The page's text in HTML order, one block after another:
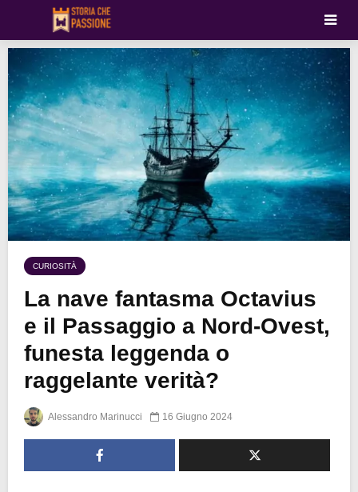
CURIOSITÀ
La nave fantasma Octavius
e il Passaggio a Nord-Ovest,
funesta leggenda o
raggelante verità?
Alessandro Marinucci 16 Giugno 2024